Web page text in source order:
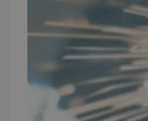
Ansøg